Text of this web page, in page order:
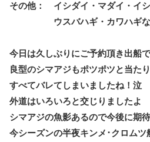
その他： イシダイ・マダイ・イシ
ウスバハギ・カワハギな
今日は久しぶりにご予約頂き出船
良型のシマアジもポツポツと当た
すべてバレてしまいましたね！泣
外道はいろいろと交じりましたよ
シマアジの魚影あるので今後に期
今シーズンの半夜キンメ･クロムツ